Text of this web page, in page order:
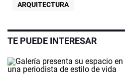
ARQUITECTURA
TE PUEDE INTERESAR